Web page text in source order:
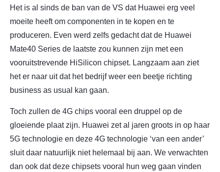
Het is al sinds de ban van de VS dat Huawei erg veel
moeite heeft om componenten in te kopen en te
produceren. Even werd zelfs gedacht dat de Huawei
Mate40 Series de laatste zou kunnen zijn met een
vooruitstrevende HiSilicon chipset. Langzaam aan ziet
het er naar uit dat het bedrijf weer een beetje richting
business as usual kan gaan.
Toch zullen de 4G chips vooral een druppel op de
gloeiende plaat zijn. Huawei zet al jaren groots in op haar
5G technologie en deze 4G technologie ‘van een ander’
sluit daar natuurlijk niet helemaal bij aan. We verwachten
dan ook dat deze chipsets vooral hun weg gaan vinden